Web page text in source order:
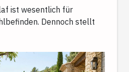
zu schlafen
ist wesentlich für
Dennoch stellt